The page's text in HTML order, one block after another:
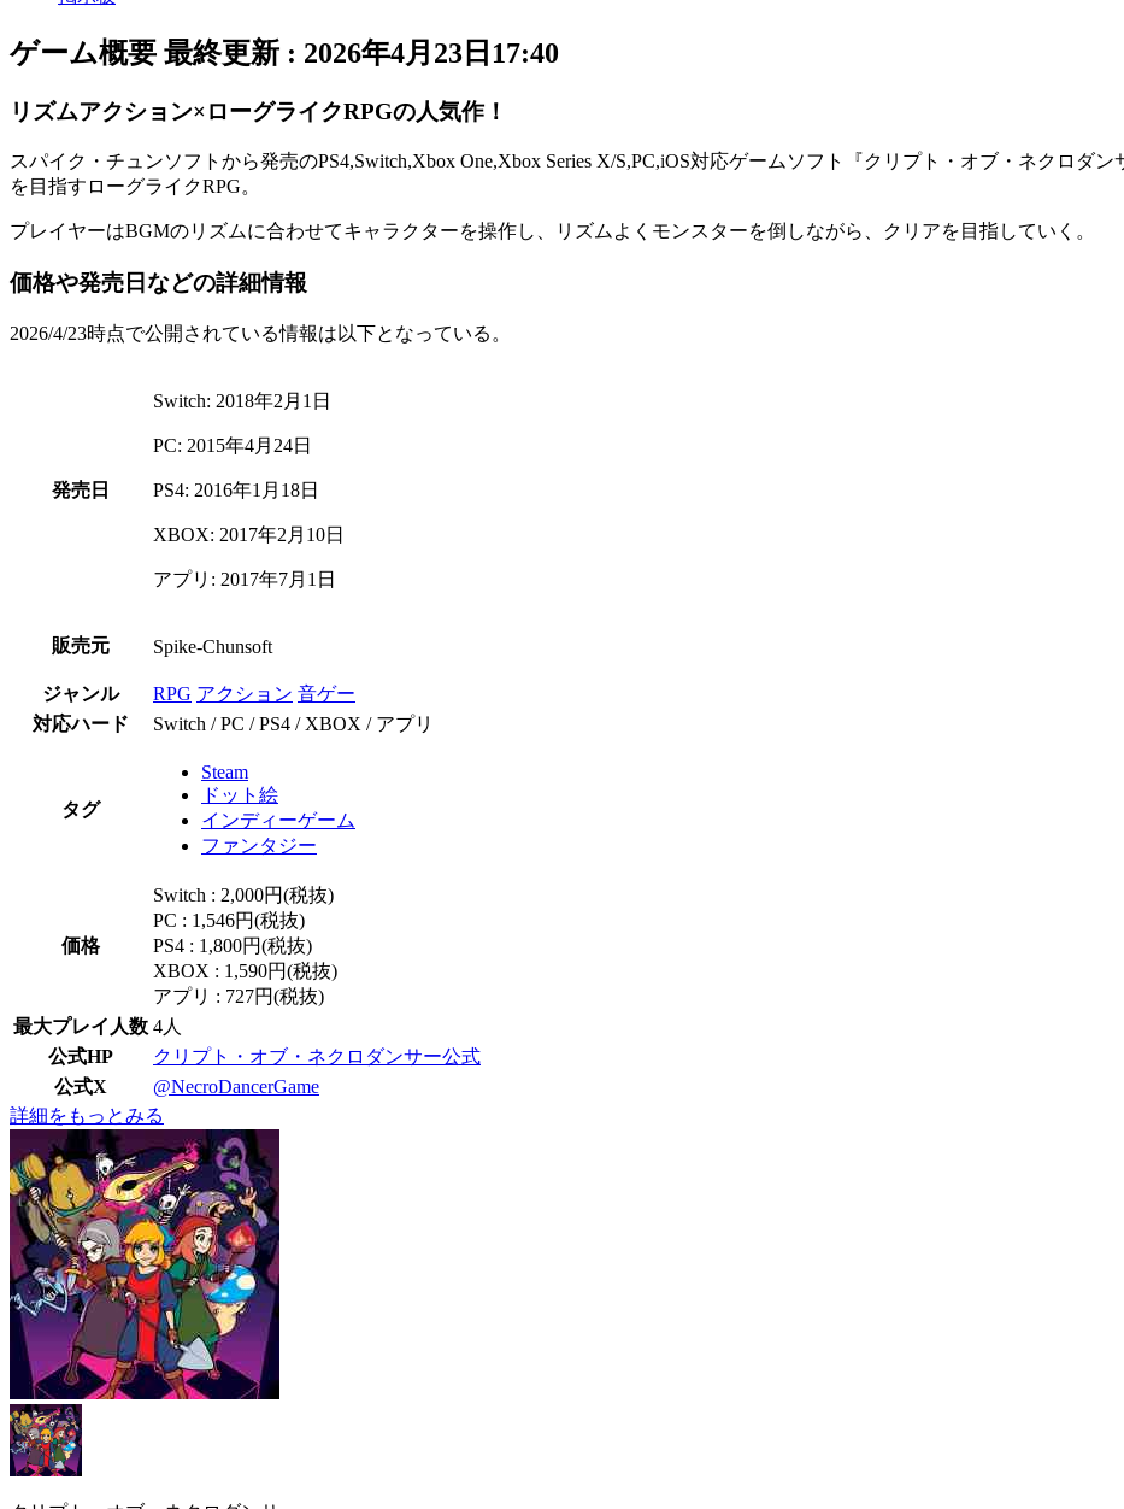
ゲーム概要 最終更新 : 2026年4月23日17:40
リズムアクション×ローグライクRPGの人気作！
スパイク・チュンソフトから発売のPS4,Switch,Xbox One,Xbox Series X/S,PC,iOS対応ゲームソフト『クリプト・オブ・ネクロダン
を目指す ローグライクRPG。
プレイヤーはBGMのリズムに合わせてキャラクターを操作し、リズムよく モンスターを倒しながら、クリアを目指していく。
価格や発売日などの詳細情報
2026/4/23時点で公開されている情報は以下となっている。
発売日
Switch: 2018年2月1日
PC: 2015年4月24日
PS4: 2016年1月18日
XBOX: 2017年2月10日
アプリ: 2017年7月1日
販売元 Spike-Chunsoft
ジャンル RPG アクション 音ゲー
対応ハード
Switch / PC / PS4 / XBOX / アプリ
タグ
Steam
ドット絵
インディーゲーム
ファンタジー
価格
Switch : 2,000円(税抜)
PC : 1,546円(税抜)
PS4 : 1,800円(税抜)
XBOX : 1,590円(税抜)
アプリ : 727円(税抜)
最大プレイ人数 4人
公式HP
クリプト・オブ・ネクロダンサー公式
公式X
@NecroDancerGame
詳細をもっとみる